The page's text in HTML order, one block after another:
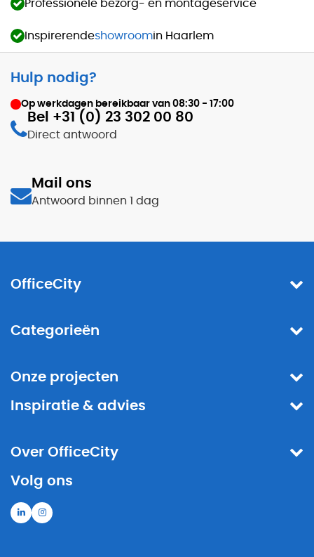
Professionele bezorg- en montageservice
Inspirerendeshowroomin Haarlem
Hulp nodig?
Op werkdagen bereikbaar van 08:30 - 17:00
Bel +31 (0) 23 302 00 80
Direct antwoord
Mail ons
Antwoord binnen 1 dag
OfficeCity
Categorieën
Onze projecten
Inspiratie & advies
Over OfficeCity
Volg ons